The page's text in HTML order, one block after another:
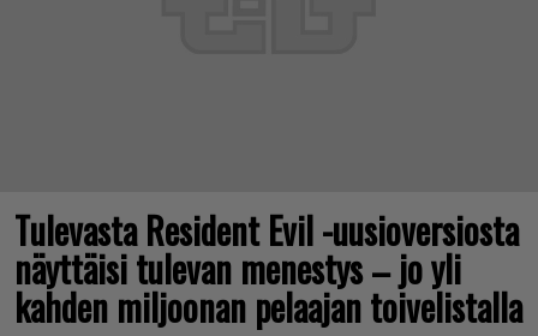
Tulevasta Resident Evil -uusioversiosta
näyttäisi tulevan menestys – jo yli
kahden miljoonan pelaajan toivelistalla